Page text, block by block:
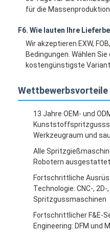
für die Massenproduktion.
F6. Wie lauten Ihre
Wir akzeptieren EXW,
Bedingungen. Wählen
kostengünstigste
Wettbewerbsvorteile
13 Jahre OEM- und
Werkzeugraum und
Alle
Robotern ausgestattet
Fortschrittliche
Technologie: CNC-, 2D-
Spritzgussmaschinen
Fortschrittlicher F&E-
Engineering: DFM und